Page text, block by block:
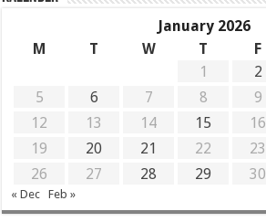
January 2026
M
T W T F
1
2
5
6 7 8 9
12
13 14 15 16
19
20 21 22 23
26
27 28 29 30
« Dec Feb »